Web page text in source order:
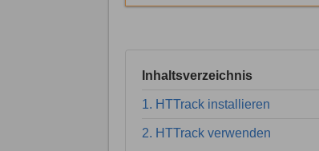
Inhaltsverzeichnis
1. HTTrack installieren
2. HTTrack verwenden